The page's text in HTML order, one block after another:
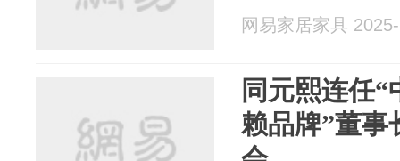
网易家居家具
同元熙连任“
赖品牌”董事